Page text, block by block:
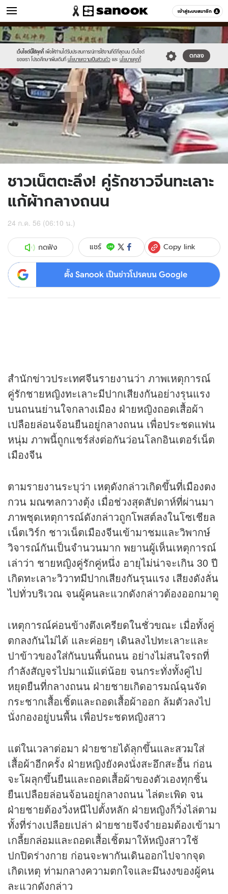
เข้าสู่ระบบสมาชิก
ข่าว หมวดอื่นๆ
เว็บไซต์นี้ใช้คุกกี้ เพื่อให้ท่านได้รับประสบการณ์การใช้งานที่ดีที่สุดบน เว็บไซต์
ของเรา โปรดศึกษาเพิ่มเติมที่ นโยบายความเป็นส่วนตัว และ นโยบายคุกกี้
ตกลง
Sanook
//s.isanook.com/sr/0/images/logo-
new-
sanook.png
600
60
//s.isanook.com/ns/0/ud/239/1198796/news01-
1.jpg
ชาวเน็ตตะลึง! คู่รักชาวจีนทะเลาะ
แก้ผ้ากลางถนน
24 ก.ค. 56 (06:10 น.)
กดฟัง แชร์ Copy link
ตั้ง Sanook เป็นข่าวโปรดบน Google
สำนักข่าวประเทศจีนรายงานว่า ภาพเหตุการณ์
คู่รักชายหญิงทะเลาะมีปากเสียงกันอย่างรุนแรง
บนถนนย่านใจกลางเมือง ฝ่ายหญิงถอดเสื้อผ้า
เปลือยล่อนจ้อนยืนอยู่กลางถนน เพื่อประชดแฟน
หนุ่ม ภาพนี้ถูกแชร์ส่งต่อกันว่อนโลกอินเตอร์เน็ต
เมืองจีน
ตามรายงานระบุว่า เหตุดังกล่าวเกิดขึ้นที่เมืองตง
กวน มณฑลกวางตุ้ง เมื่อช่วงสุดสัปดาห์ที่ผ่านมา
ภาพชุดเหตุการณ์ดังกล่าวถูกโพสต์ลงในโซเชียล
เน็ตเวิร์ก ชาวเน็ตเมืองจีนเข้ามาชมและวิพากษ์
วิจารณ์กันเป็นจำนวนมาก พยานผู้เห็นเหตุการณ์
เล่าว่า ชายหญิงคู่รักคู่หนึ่ง อายุไม่น่าจะเกิน 30 ปี
เกิดทะเลาะวิวาทมีปากเสียงกันรุนแรง เสียงดังลั่น
ไปทั่วบริเวณ จนผู้คนละแวกดังกล่าวต้องออกมาดู
เหตุการณ์ค่อนข้างตึงเครียดในชั่วขณะ เมื่อทั้งคู่
ตกลงกันไม่ได้ และค่อยๆ เดินลงไปทะเลาะและ
ปาข้าวของใส่กันบนพื้นถนน อย่างไม่สนใจรถที่
กำลังสัญจรไปมาแม้แต่น้อย จนกระทั่งทั้งคู่ไป
หยุดยืนที่กลางถนน ฝ่ายชายเกิดอารมณ์ฉุนจัด
กระชากเสื้อเชิ้ตและถอดเสื้อผ้าออก ล้มตัวลงไป
นั่งกองอยู่บนพื้น เพื่อประชดหญิงสาว
แต่ในเวลาต่อมา ฝ่ายชายได้ลุกขึ้นและสวมใส่
เสื้อผ้าอีกครั้ง ฝ่ายหญิงยังคงนั่งสะอึกสะอื้น ก่อน
จะโผลุกขึ้นยืนและถอดเสื้อผ้าของตัวเองทุกชิ้น
ยืนเปลือยล่อนจ้อนอยู่กลางถนน ไล่ตะเพิด จน
ฝ่ายชายต้องวิ่งหนีไปตั้งหลัก ฝ่ายหญิงก็วิ่งไล่ตาม
ทั้งที่ร่างเปลือยเปล่า ฝ่ายชายจึงจำยอมต้องเข้ามา
เกลี้ยกล่อมและถอดเสื้อเชิ้ตมาให้หญิงสาวใช้
ปกปิดร่างกาย ก่อนจะพากันเดินออกไปจากจุด
เกิดเหตุ ท่ามกลางความตกใจและมึนงงของผู้คน
ละแวกดังกล่าว